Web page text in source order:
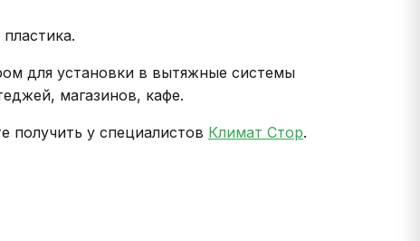
для установки в вытяжные системы
магазинов, кафе.
получить у специалистов Климат Стор.